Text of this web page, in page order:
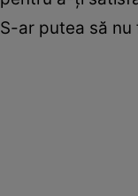
S-ar putea să